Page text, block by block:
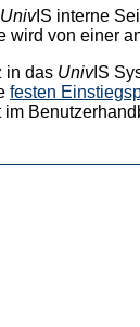
UnivIS interne
wird von einer
in das UnivIS
festen